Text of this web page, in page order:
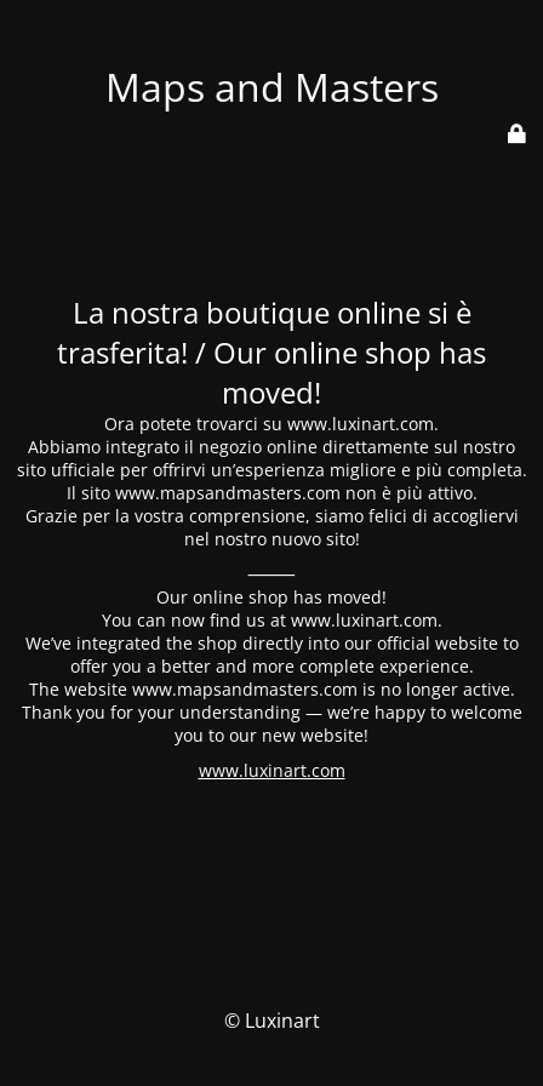
Maps and Masters
La nostra boutique online si è
trasferita! / Our online shop has
moved!
Ora potete trovarci su www.luxinart.com.
Abbiamo integrato il negozio online direttamente sul nostro
sito ufficiale per offrirvi un’esperienza migliore e più completa.
Il sito www.mapsandmasters.com non è più attivo.
Grazie per la vostra comprensione, siamo felici di accogliervi
nel nostro nuovo sito!
⸻
Our online shop has moved!
You can now find us at www.luxinart.com.
We’ve integrated the shop directly into our official website to
offer you a better and more complete experience.
The website www.mapsandmasters.com is no longer active.
Thank you for your understanding — we’re happy to welcome
you to our new website!
www.luxinart.com
© Luxinart